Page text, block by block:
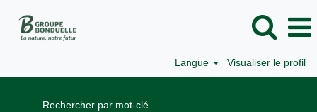
Langue Visualiser le profil
Rechercher par mot-clé